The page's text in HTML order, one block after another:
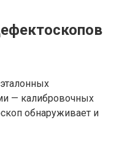
— калибровочных
обнаруживает и